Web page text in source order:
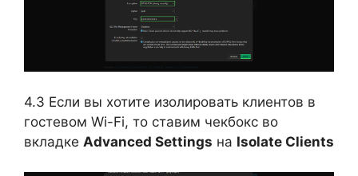
4.3 Если вы хотите изолировать клиентов в
гостевом Wi-Fi, то ставим чекбокс во
вкладке Advanced Settings на Isolate Clients